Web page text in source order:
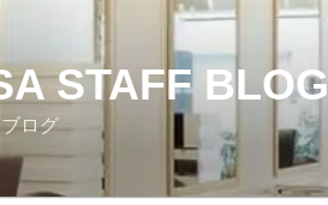
STAFF BLOG
ログ